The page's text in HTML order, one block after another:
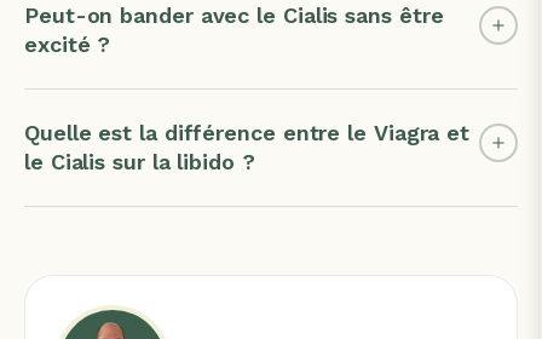
Peut-on bander avec le Cialis sans être
excité ?
Quelle est la différence entre le Viagra et
le Cialis sur la libido ?